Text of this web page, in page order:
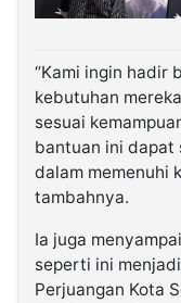
“Kami ingin hadir
kebutuhan
sesuai
bantuan ini dapat
dalam memenuhi
tambahnya.
Ia juga
seperti ini
Perjuangan Kota